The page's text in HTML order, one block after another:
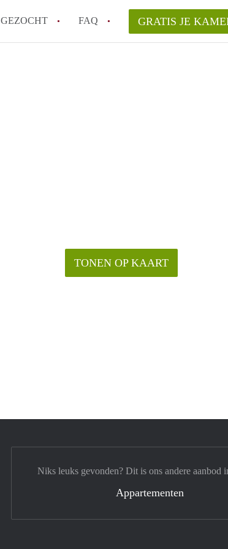
GEZOCHT FAQ GRATIS JE
TONEN OP KAART
Niks leuks gevonden? Dit is ons andere aanbod
Appartementen